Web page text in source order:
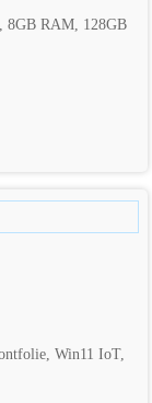
8GB RAM, 128GB
Win11 IoT,